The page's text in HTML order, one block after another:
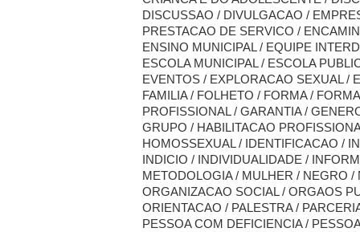
DISCUSSAO / DIVULGACAO /
PRESTACAO DE SERVICO /
ENSINO MUNICIPAL / EQUIPE
ESCOLA MUNICIPAL / ESCOLA
EVENTOS / EXPLORACAO SEXUAL /
FAMILIA / FOLHETO / FORMA /
PROFISSIONAL / GARANTIA /
GRUPO / HABILITACAO
HOMOSSEXUAL / IDENTIFICACAO /
INDICIO / INDIVIDUALIDADE /
METODOLOGIA / MULHER / NEGRO /
ORGANIZACAO SOCIAL / ORGAOS
ORIENTACAO / PALESTRA /
PESSOA COM DEFICIENCIA /